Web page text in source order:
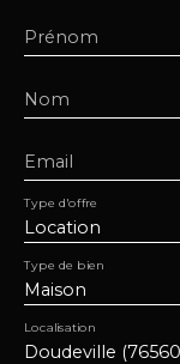
Prénom
Nom
Email
Location
Type d'offre
Maison
Type de bien
Doudeville
Localisation